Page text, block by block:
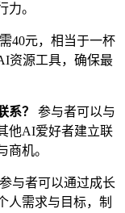
力。
40元，相当于一杯
资源工具，确保最
系？
参与者可以与
他AI爱好者建立联
商机。
参与者可以通过成长
人需求与目标，制